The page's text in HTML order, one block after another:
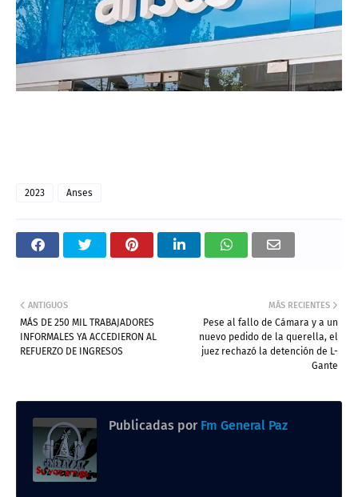
2023 Anses
MÁS RECIENTES
Pese al fallo de Cámara y a un
nuevo pedido de la querella, el
juez rechazó la detención de L-
Gante
ANTIGUOS
MÁS DE 250 MIL TRABAJADORES
INFORMALES YA ACCEDIERON AL
REFUERZO DE INGRESOS
Publicadas por Fm General Paz